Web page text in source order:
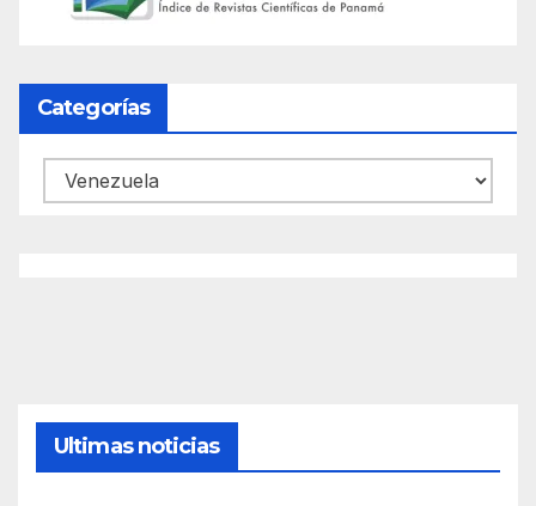
Categorías
Categorías
Ultimas noticias